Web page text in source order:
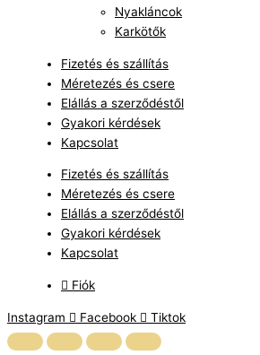
Nyakláncok
Karkötők
Fizetés és szállítás
Méretezés és csere
Elállás a szerződéstől
Gyakori kérdések
Kapcsolat
Fizetés és szállítás
Méretezés és csere
Elállás a szerződéstől
Gyakori kérdések
Kapcsolat
Fiók
Instagram Facebook Tiktok